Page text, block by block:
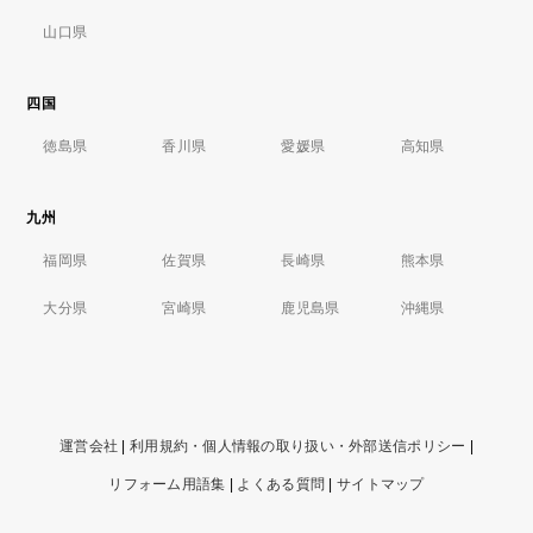
山口県
四国
徳島県 香川県 愛媛県 高知県
九州
福岡県 佐賀県 長崎県 熊本県
大分県 宮崎県 鹿児島県 沖縄県
運営会社 利用規約・個人情報の取り扱い・外部送信ポリシー
リフォーム用語集 よくある質問 サイトマップ